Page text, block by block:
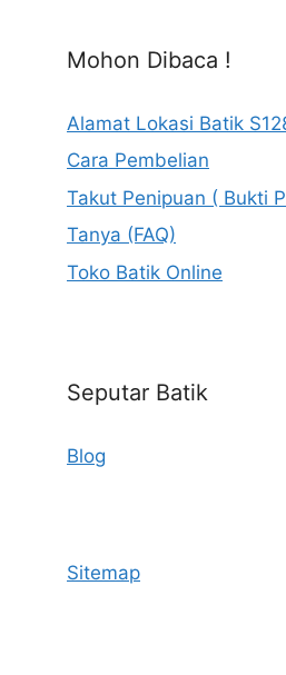
Mohon Dibaca !
Alamat Lokasi Batik
Cara Pembelian
Takut Penipuan ( Bukti
Tanya (FAQ)
Toko Batik Online
Seputar Batik
Blog
Sitemap